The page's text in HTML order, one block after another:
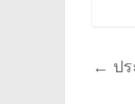
← ป